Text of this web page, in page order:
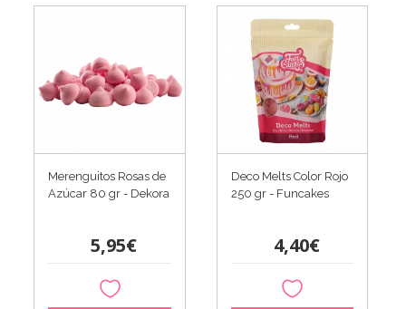
Merenguitos Rosas de
Azúcar 80 gr - Dekora
5,95€
Deco Melts Color Rojo
250 gr - Funcakes
4,40€